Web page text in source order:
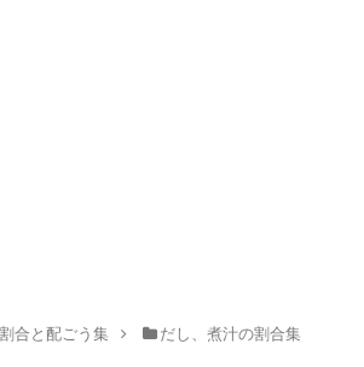
合と配ごう集 だし、煮汁の割合集